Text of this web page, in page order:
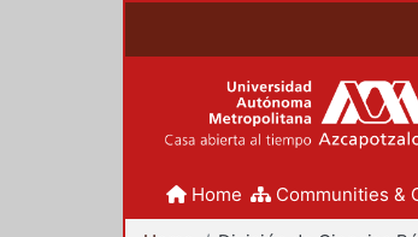
Home Communities &